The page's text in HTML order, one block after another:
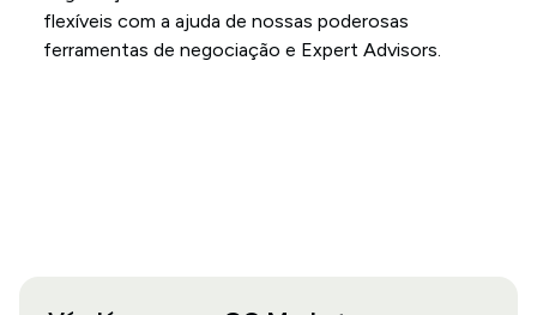
flexíveis com a ajuda de nossas poderosas
ferramentas de negociação e Expert Advisors.